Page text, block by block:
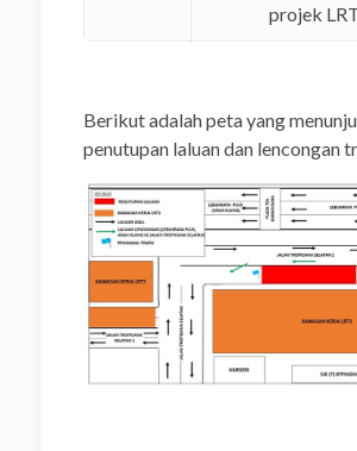
projek
Berikut adalah peta yang
penutupan laluan dan lencongan